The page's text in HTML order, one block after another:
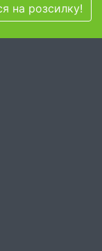
на розсилку!